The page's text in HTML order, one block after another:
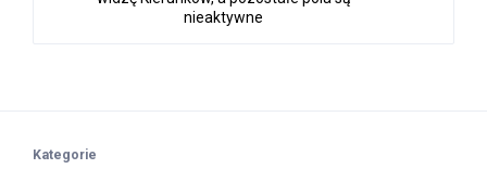
nieaktywne
Kategorie